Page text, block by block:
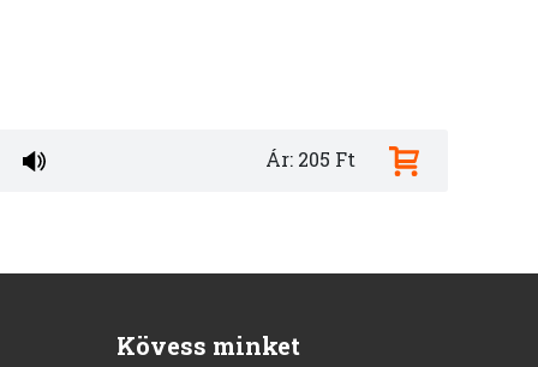
Ár: 205 Ft
Kövess minket